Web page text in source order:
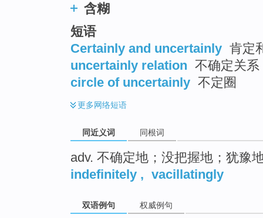
含糊
短语
Certainly and uncertainly 肯定
uncertainly relation 不确定关系
circle of uncertainly 不定圈
更多网络短语
同近义词 同根词
adv. 不确定地；没把握地；犹豫
indefinitely , vacillatingly
双语例句 权威例句